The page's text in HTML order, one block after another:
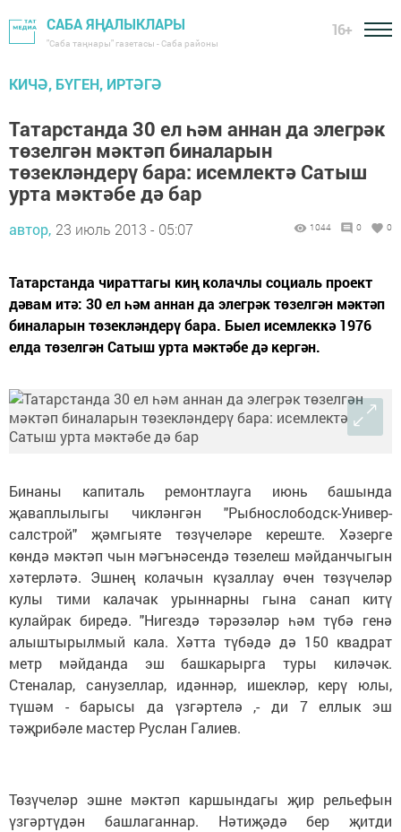
САБА ЯҢАЛЫКЛАРЫ
"Саба таңнары" газетасы - Саба районы
16+
КИЧӘ, БҮГЕН, ИРТӘГӘ
Татарстанда 30 ел һәм аннан да элегрәк
төзелгән мәктәп биналарын
төзекләндерү бара: исемлектә Сатыш
урта мәктәбе дә бар
автор, 23 июль 2013 - 05:07 1044 0 0
Татарстанда чираттагы киң колачлы социаль проект
дәвам итә: 30 ел һәм аннан да элегрәк төзелгән мәктәп
биналарын төзекләндерү бара. Быел исемлеккә 1976
елда төзелгән Сатыш урта мәктәбе дә кергән.
Бинаны капиталь ремонтлауга июнь башында
җаваплылыгы чикләнгән "Рыбнослободск-Уни­вер­­
салстрой" җәмгыяте төзү­челәре кереште. Хәзерге
көндә мәктәп чын мәгънәсендә төзелеш мәйданчыгын
хәтерләтә. Эшнең колачын күзаллау өчен төзүчеләр
кулы тими калачак урыннарны гына санап китү
кулайрак биредә. "Нигездә тәрәзәләр һәм түбә генә
алыштырылмый кала. Хәтта түбәдә дә 150 квадрат
метр мәйданда эш башкарырга туры киләчәк.
Стеналар, санузеллар, идәннәр, ишекләр, керү юлы,
түшәм - барысы да үзгәртелә ,- ди 7 еллык эш
тәҗрибәле мастер Руслан Галиев.
Төзүчеләр эшне мәктәп каршындагы җир рельефын
үзгәртүдән башлаганнар. Нәтиҗәдә бер җитди